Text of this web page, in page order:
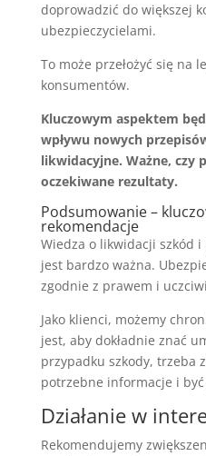
doprowadzić do większej
ubezpieczycielami.
To może przełożyć się na
konsumentów.
Kluczowym aspektem
wpływu nowych
likwidacyjne. Ważne, czy
oczekiwane rezultaty.
Podsumowanie –
rekomendacje
Wiedza o likwidacji szkód
jest bardzo ważna.
zgodnie z prawem i
Jako klienci, możemy
jest, aby dokładnie znać
przypadku szkody, trzeba
potrzebne informacje i
Działanie w
Rekomendujemy